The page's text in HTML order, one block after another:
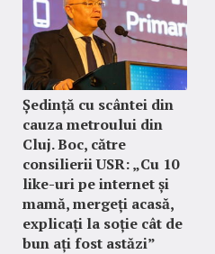
Ședință cu scântei din
cauza metroului din
Cluj. Boc, către
consilierii USR: „Cu 10
like-uri pe internet și
mamă, mergeți acasă,
explicați la soție cât de
bun ați fost astăzi”